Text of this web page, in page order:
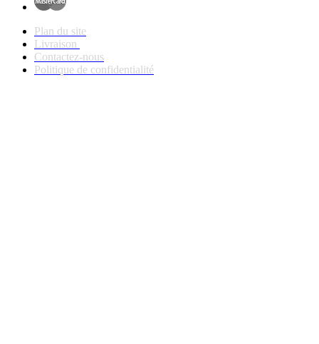
Plan du site
Livraison
Contactez-nous
Politique de confidentialité